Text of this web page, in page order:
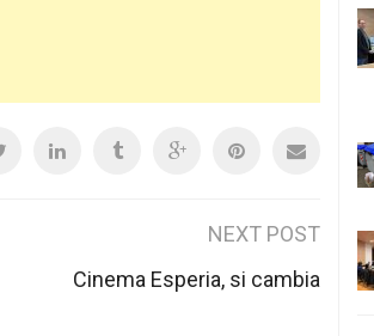
NEXT POST
Cinema Esperia, si cambia